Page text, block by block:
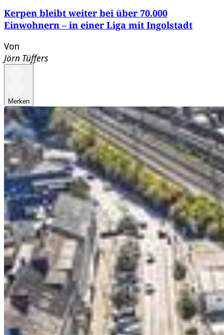
Kerpen bleibt weiter bei über 70.000
Einwohnern – in einer Liga mit Ingolstadt
Von
Jörn Tüffers
Merken